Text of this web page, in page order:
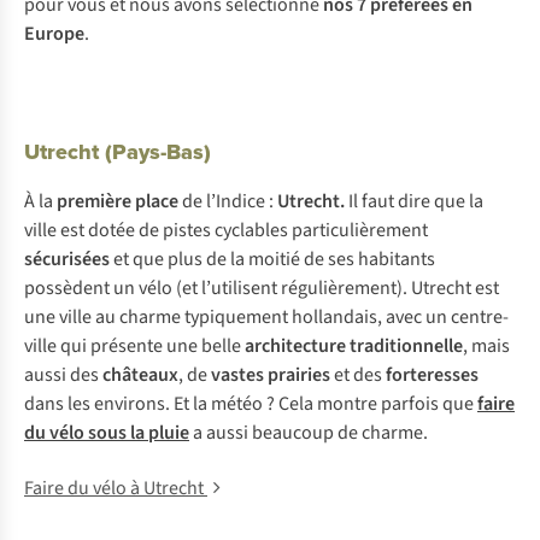
Europe.
Utrecht (Pays-Bas)
À la première placede l’Indice : Utrecht.Il faut dire que la
ville est dotée de pistes cyclables particulièrement
sécuriséeset que plus de la moitié de ses habitants
possèdent un vélo (et l’utilisent régulièrement). Utrecht est
une ville au charme typiquement hollandais, avec un centre-
ville qui présente une bellearchitecture traditionnelle, mais
aussi deschâteaux, devastes prairieset desforteresses
dans les environs. Et la météo ? Cela montre parfois quefaire
du vélo sous la pluiea aussi beaucoup de charme.
Faire du vélo à Utrecht